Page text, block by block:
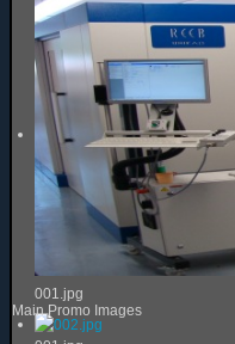
001.jpg
Main Promo Images